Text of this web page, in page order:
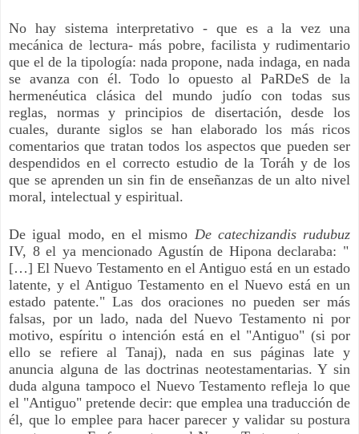
No hay sistema interpretativo - que es a la vez una
mecánica de lectura- más pobre, facilista y rudimentario
que el de la tipología: nada propone, nada indaga, en nada
se avanza con él. Todo lo opuesto al PaRDeS de la
hermenéutica clásica del mundo judío con todas sus
reglas, normas y principios de disertación, desde los
cuales, durante siglos se han elaborado los más ricos
comentarios que tratan todos los aspectos que pueden ser
despendidos en el correcto estudio de la Toráh y de los
que se aprenden un sin fin de enseñanzas de un alto nivel
moral, intelectual y espiritual.
De igual modo, en el mismo De catechizandis rudubuz
IV, 8 el ya mencionado Agustín de Hipona declaraba: "
[…] El Nuevo Testamento en el Antiguo está en un estado
latente, y el Antiguo Testamento en el Nuevo está en un
estado patente." Las dos oraciones no pueden ser más
falsas, por un lado, nada del Nuevo Testamento ni por
motivo, espíritu o intención está en el "Antiguo" (si por
ello se refiere al Tanaj), nada en sus páginas late y
anuncia alguna de las doctrinas neotestamentarias. Y sin
duda alguna tampoco el Nuevo Testamento refleja lo que
el "Antiguo" pretende decir: que emplea una traducción de
él, que lo emplee para hacer parecer y validar su postura